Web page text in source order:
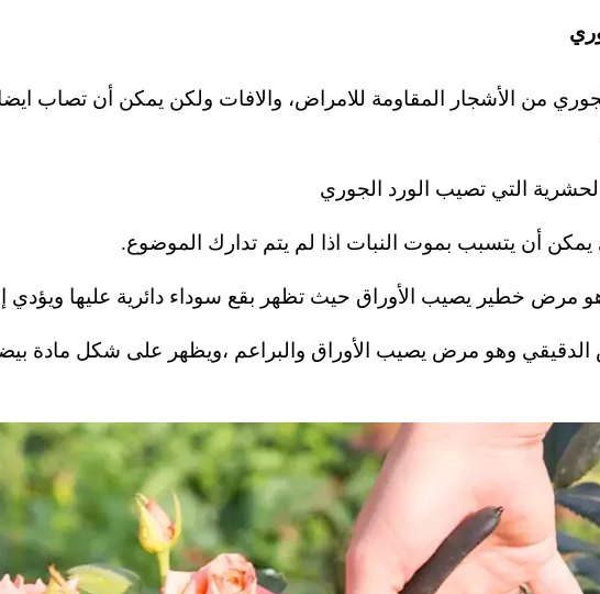
الجوري من الأشجار المقاومة للامراض، والافات ولكن يمكن أن تصاب
التي تصيب الورد الجوري
أن يتسبب بموت النبات اذا لم يتم تدارك الموضوع.
وهو مرض خطير يصيب الأوراق حيث تظهر بقع سوداء دائرية عليها
الدقيقي وهو مرض يصيب الأوراق والبراعم ،ويظهر على شكل